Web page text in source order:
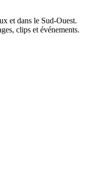
et dans le Sud-Ouest.
clips et événements.